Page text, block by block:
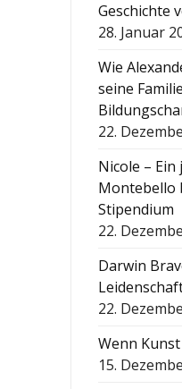
Geschichte
28. Januar
Wie
seine
22.
Nicole –
Montebello
Stipendium
22.
Darwin
22.
Wenn
15.